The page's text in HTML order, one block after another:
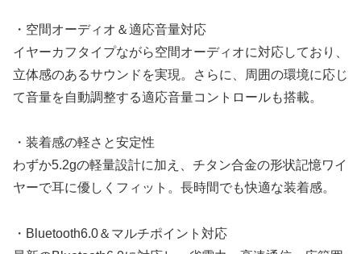
・空間オーディオ＆適応音量対応
イヤーカフタイプながら空間オーディオに対応しており、
立体感のあるサウンドを実現。さらに、周囲の環境に応じ
て音量を自動調整する適応音量コントロールも搭載。
・装着感の軽さと安定性
わずか5.2gの軽量設計に加え、チタン合金の形状記憶ワイ
ヤーで耳に優しくフィット。長時間でも快適な装着感。
・Bluetooth6.0＆マルチポイント対応